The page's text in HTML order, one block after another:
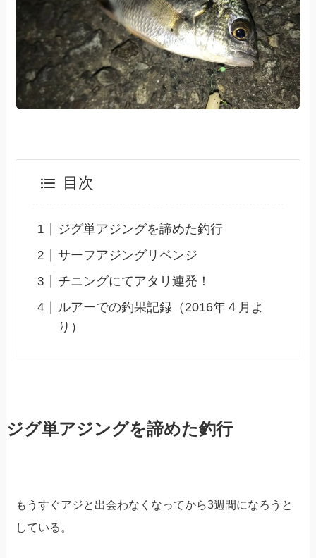
目次
ジグ単アジングを諦めた釣行
サーフアジングリベンジ
チニングにてアタリ連発！
ルアーでの釣果記録（2016年４月よ
り）
ジグ単アジングを諦めた釣行
もうすぐアジと出会わなくなってから3週間になろうと
している。